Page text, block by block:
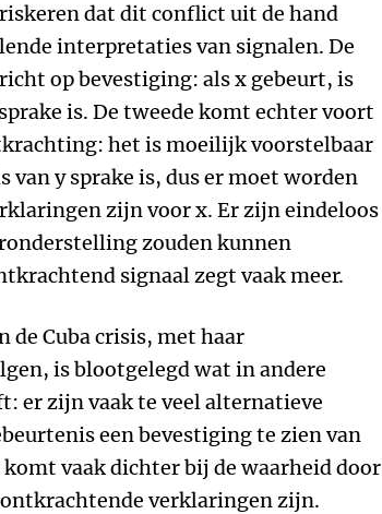
dat dit conflict uit de hand
interpretaties van signalen. De
op bevestiging: als x gebeurt, is
is. De tweede komt echter voort
het is moeilijk voorstelbaar
van y sprake is, dus er moet worden
zijn voor x. Er zijn eindeloos
zouden kunnen
signaal zegt vaak meer.
de Cuba crisis, met haar
is blootgelegd wat in andere
er zijn vaak te veel alternatieve
een bevestiging te zien van
vaak dichter bij de waarheid door
verklaringen zijn.